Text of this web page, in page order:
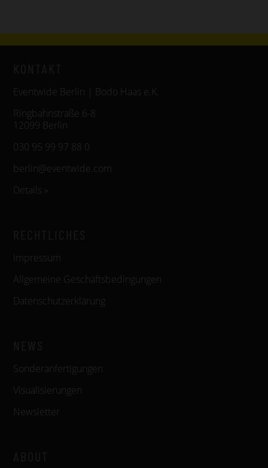
Eventwide Berlin | Bodo Haas e.K.
Ringbahnstraße 6-8
12099 Berlin
030 95 99 97 88 0
berlin@eventwide.com
Details »
Impressum
Allgemeine Geschäftsbedingungen
Datenschutzerklärung
Sonderanfertigungen
Visualisierungen
Newsletter